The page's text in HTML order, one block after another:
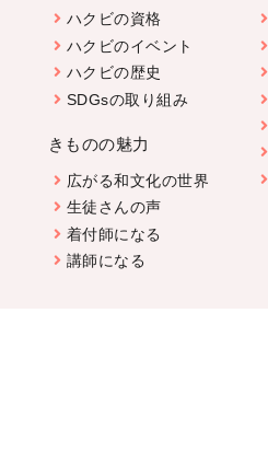
ハクビの資格
ハクビのイベント
ハクビの歴史
SDGsの取り組み
きものの魅力
広がる和文化の世界
生徒さんの声
着付師になる
講師になる